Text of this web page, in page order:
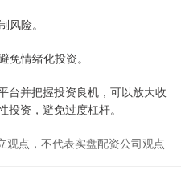
风险。
免情绪化投资。
台并把握投资良机，可以放大收
资，避免过度杠杆。
观点，不代表实盘配资公司观点